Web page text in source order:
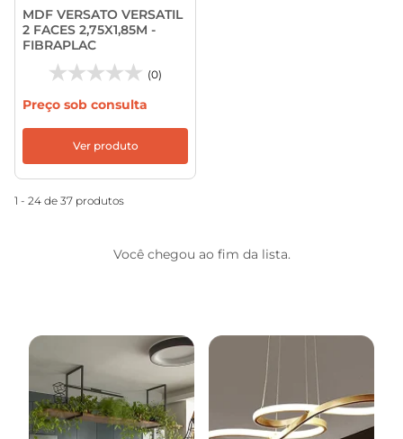
MDF VERSATO VERSATIL
2 FACES 2,75X1,85M -
FIBRAPLAC
(0)
Preço sob consulta
Ver produto
1 - 24 de 37 produtos
Você chegou ao fim da lista.